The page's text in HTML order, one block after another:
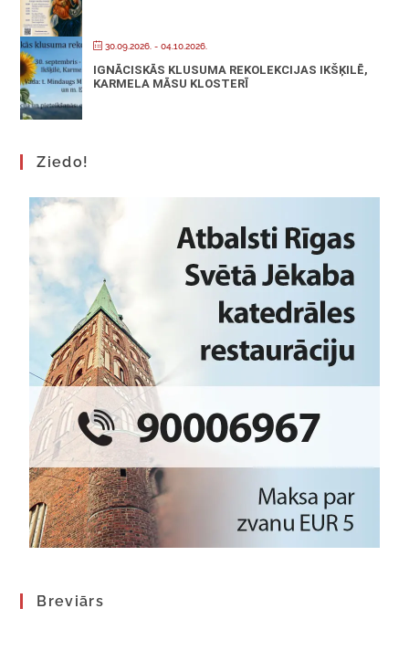
30.09.2026. - 04.10.2026.
IGNĀCISKĀS KLUSUMA REKOLEKCIJAS IKŠĶILĒ,
KARMELA MĀSU KLOSTERĪ
Ziedo!
Breviārs